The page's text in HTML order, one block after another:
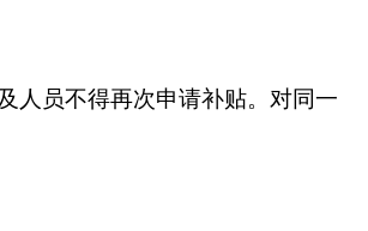
人员不得再次申请补贴。对同一